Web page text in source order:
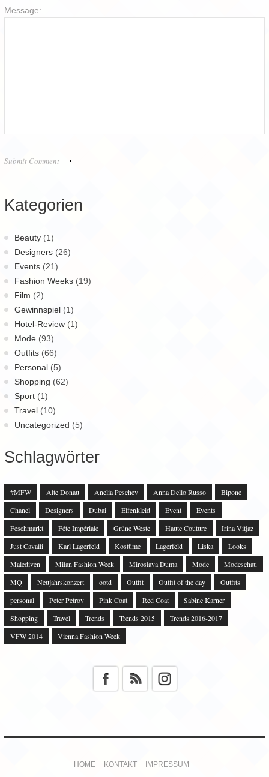
Message:
Kategorien
Beauty (1)
Designers (26)
Events (21)
Fashion Weeks (19)
Film (2)
Gewinnspiel (1)
Hotel-Review (1)
Mode (93)
Outfits (66)
Personal (5)
Shopping (62)
Sport (1)
Travel (10)
Uncategorized (5)
Schlagwörter
#MFW Alte Donau Anelia Peschev Anna Dello Russo
Bipone
Chanel
Designers Dubai Elfenkleid Event
Events
Feschmarkt
Fête Impériale Grüne Weste Haute Couture
Irina Vitjaz
Just Cavalli
Karl Lagerfeld Kostüme Lagerfeld Liska
Looks
Malediven
Milan Fashion Week Miroslava Duma Mode
Modeschau
MQ
Neujahrskonzert ootd Outfit Outfit of the day
Outfits
personal
Peter Petrov Pink Coat Red Coat
Sabine Karner
Shopping
Travel Trends Trends 2015
Trends 2016-2017
VFW 2014
Vienna Fashion Week
HOME KONTAKT IMPRESSUM